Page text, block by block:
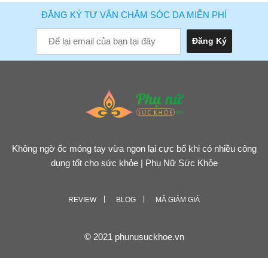
ĐĂNG KÝ TƯ VẤN CHĂM SÓC DA MIỄN PHÍ
Không ngờ ốc móng tay vừa ngon lại cực bổ khi có nhiều công
dụng tốt cho sức khỏe | Phụ Nữ Sức Khỏe
REVIEW BLOG MÃ GIẢM GIÁ
© 2021 phunusuckhoe.vn